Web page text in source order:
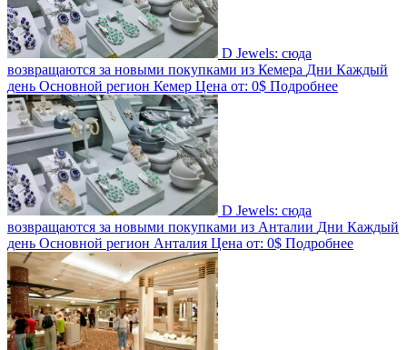
D Jewels: сюда
возвращаются за новыми покупками из Кемера Дни Каждый
день Основной регион Кемер Цена от: 0$ Подробнее
D Jewels: сюда
возвращаются за новыми покупками из Анталии Дни Каждый
день Основной регион Анталия Цена от: 0$ Подробнее